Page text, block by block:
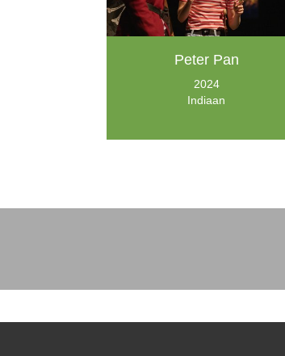
Peter Pan
2024
Indiaan